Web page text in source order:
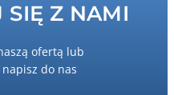
SIĘ Z NAMI
ofertą lub
do nas